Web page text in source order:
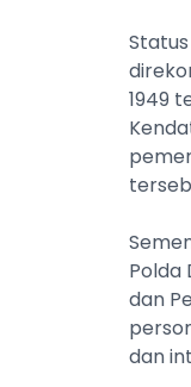
1949
Polda
dan
dan